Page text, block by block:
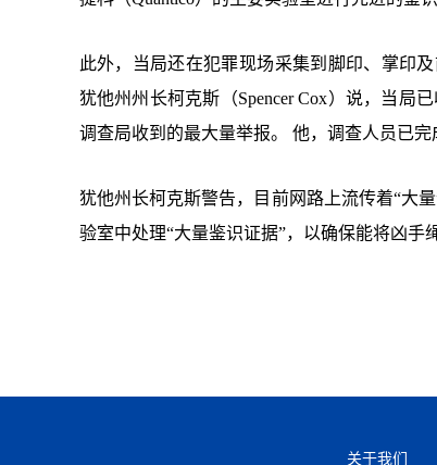
此外，当局还在犯罪现场采集到脚印、掌印
犹他州州长柯克斯（Spencer Cox）说，当局
调查局收到的最大量举报。 他，调查人员已完
犹他州长柯克斯警告，目前网路上流传着“大
验室中处理“大量鉴识证据”，以确保能将凶手
关于我们